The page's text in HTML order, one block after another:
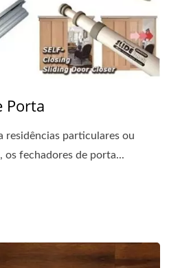
Porta
residências particulares ou
os fechadores de porta...